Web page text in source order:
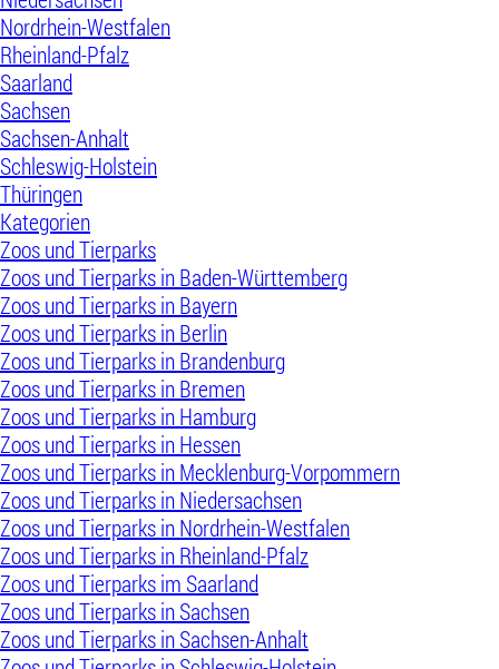
Nordrhein-Westfalen
Rheinland-Pfalz
Saarland
Sachsen
Sachsen-Anhalt
Schleswig-Holstein
Thüringen
Kategorien
Zoos und Tierparks
Zoos und Tierparks in Baden-Württemberg
Zoos und Tierparks in Bayern
Zoos und Tierparks in Berlin
Zoos und Tierparks in Brandenburg
Zoos und Tierparks in Bremen
Zoos und Tierparks in Hamburg
Zoos und Tierparks in Hessen
Zoos und Tierparks in Mecklenburg-Vorpommern
Zoos und Tierparks in Niedersachsen
Zoos und Tierparks in Nordrhein-Westfalen
Zoos und Tierparks in Rheinland-Pfalz
Zoos und Tierparks im Saarland
Zoos und Tierparks in Sachsen
Zoos und Tierparks in Sachsen-Anhalt